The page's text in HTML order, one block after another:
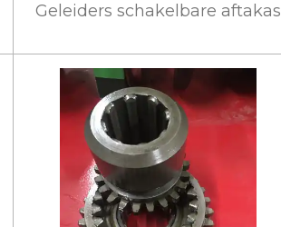
Geleiders schakelbare aftakas